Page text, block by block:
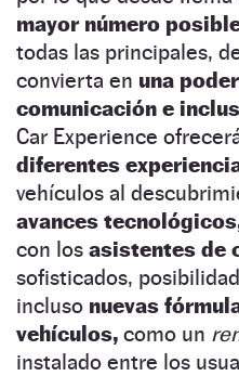
mayor número
todas las principales,
convierta en una
comunicación e
Car Experience
diferentes
vehículos al
avances
con los asistentes de
sofisticados,
incluso nuevas
vehículos, como un
instalado entre los